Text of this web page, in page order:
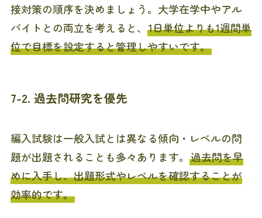
接対策の順序を決めましょう。大学在学中やアル
バイトとの両立を考えると、 1日単位よりも1週間単
位で目標を設定すると管理しやすいです。
7-2. 過去問研究を優先
編入試験は一般入試とは異なる傾向・レベルの問
題が出題されることも多々あります。 過去問を早
めに入手し、出題形式やレベルを確認することが
効率的です。